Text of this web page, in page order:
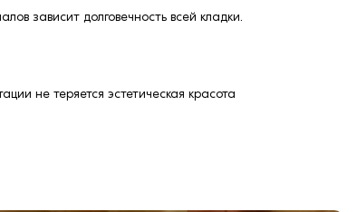
зависит долговечность всей кладки.
не теряется эстетическая красота